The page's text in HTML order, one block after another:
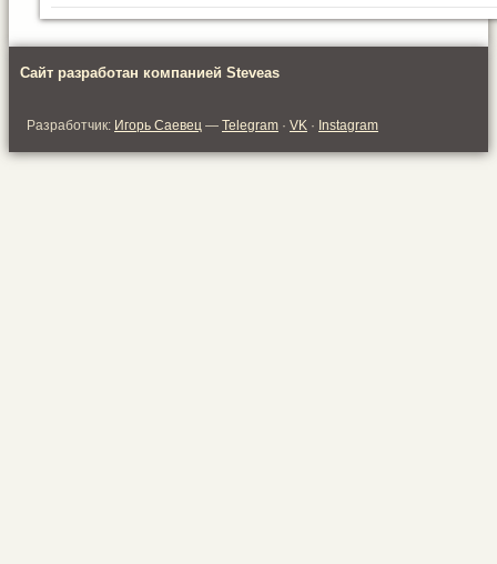
Сайт разработан компанией Steveas
Разработчик: Игорь Саевец — Telegram · VK · Instagram